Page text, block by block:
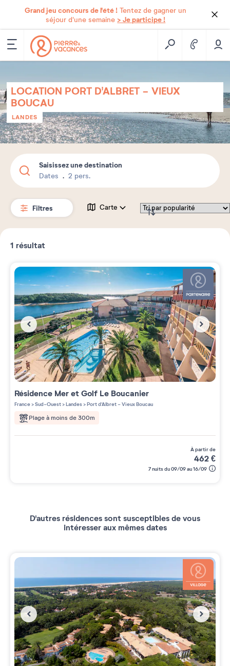
Grand jeu concours de l'été ! Tentez de gagner un
séjour d'une semaine > Je participe !
LOCATION PORT D'ALBRET - VIEUX
BOUCAU
LANDES
Saisissez une destination
Dates 2 pers.
Filtres Carte
1 résultat
Résidence Mer et Golf Le Boucanier
France>Sud-Ouest>Landes>Port d'Albret - Vieux Boucau
Plage à moins de 300m
à partir de
462€
7 nuits du 09/09 au 16/09
D'autres résidences sont susceptibles de vous
intéresser aux mêmes dates